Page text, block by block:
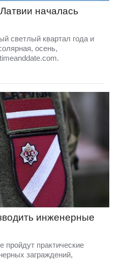
началась
светлый квартал года и
осень,
инженерные
пройдут практические
заграждений,